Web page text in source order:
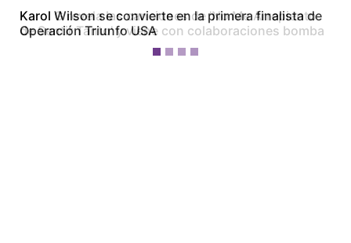
Karol Wilson se convierte en la primera finalista de
Operación Triunfo USA